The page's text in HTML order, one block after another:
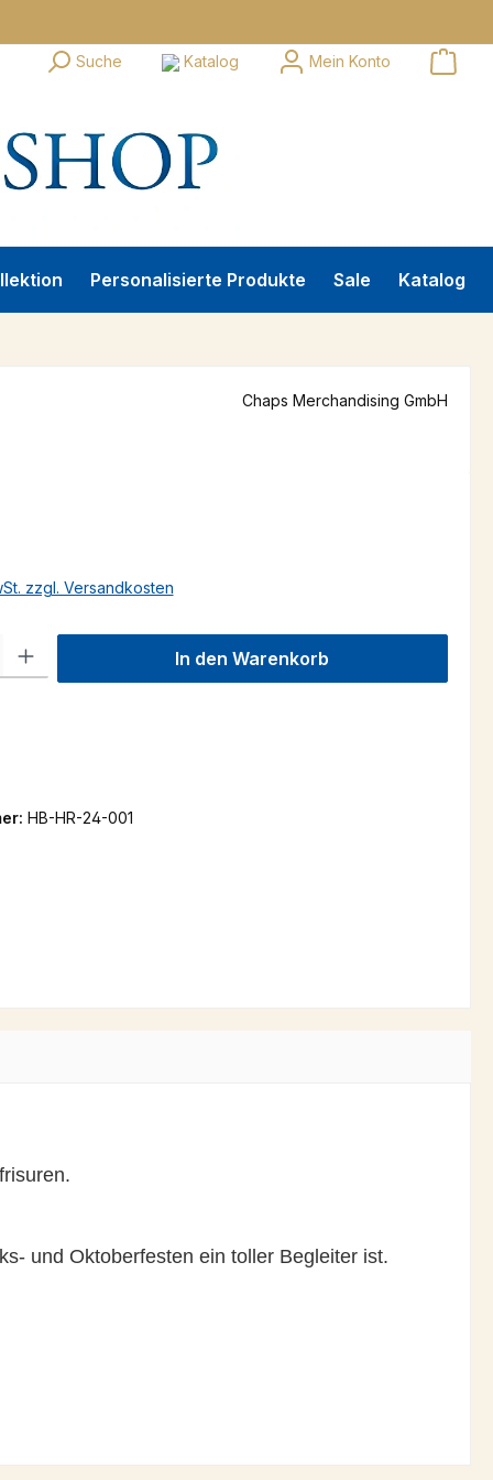
Suche Katalog Mein Konto
Personalisierte Produkte Sale Katalog
Chaps Merchandising GmbH
zzgl. Versandkosten
Gib den gewünschten Wert ein oder benutze die Schaltflächen
In den Warenkorb
HB-HR-24-001
und Oktoberfesten ein toller Begleiter ist.